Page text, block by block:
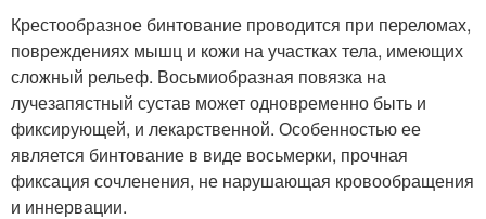
Крестообразное бинтование проводится при переломах,
повреждениях мышц и кожи на участках тела, имеющих
сложный рельеф. Восьмиобразная повязка на
лучезапястный сустав может одновременно быть и
фиксирующей, и лекарственной. Особенностью ее
является бинтование в виде восьмерки, прочная
фиксация сочленения, не нарушающая кровообращения
и иннервации.